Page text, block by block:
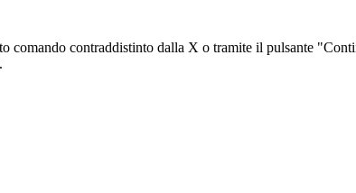
comando contraddistinto dalla X o tramite il pulsante